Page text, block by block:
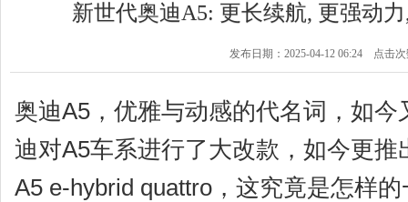
新世代奥迪A5: 更长续航, 更强动
发布日期：2025-04-12 06:24 点击次
奥迪A5，优雅与动感的代名词，如
迪对A5车系进行了大改款，如今更
A5 e-hybrid quattro，这究竟是怎样